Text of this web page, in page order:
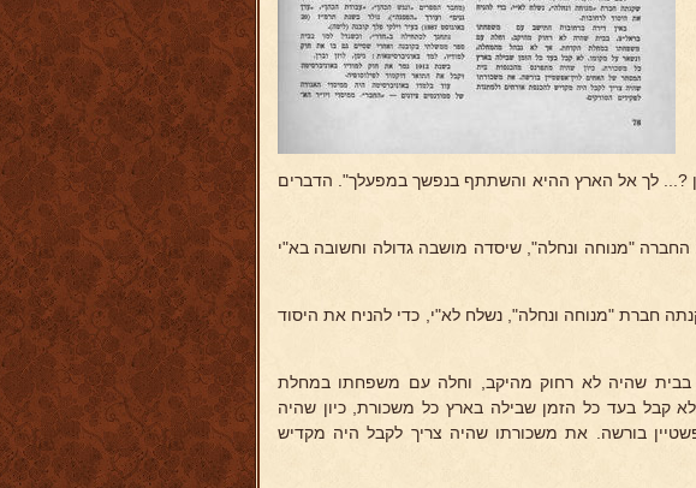
לך אל הארץ ההיא והשתתף בנפשך במפעלך". הדברים
"מנוחה ונחלה", שיסדה מושבה גדולה וחשובה בא"י
חברת "מנוחה ונחלה", נשלח לא"י, כדי להניח את היסוד
בבית שהיה לא רחוק מהיקב, וחלה עם משפחתו במחלת
קבל בעד כל הזמן שבילה בארץ כל משכורת, כיון שהיה
בורשה. את משכורתו שהיה צריך לקבל היה מקדיש